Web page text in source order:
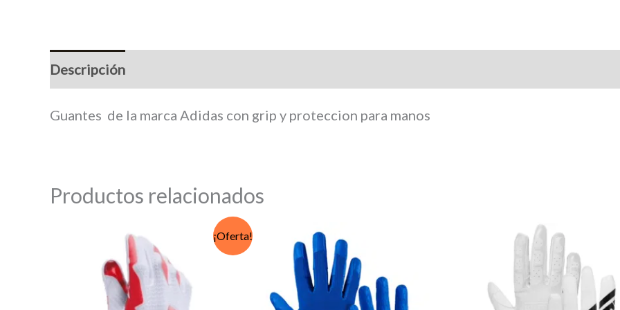
Descripción
Guantes de la marca Adidas con grip y proteccion para manos
Productos relacionados
¡Oferta!